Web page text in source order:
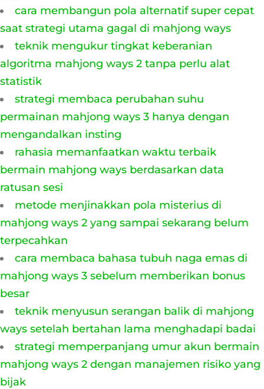
cara membangun pola alternatif super cepat
saat strategi utama gagal di mahjong ways
teknik mengukur tingkat keberanian
algoritma mahjong ways 2 tanpa perlu alat
statistik
strategi membaca perubahan suhu
permainan mahjong ways 3 hanya dengan
mengandalkan insting
rahasia memanfaatkan waktu terbaik
bermain mahjong ways berdasarkan data
ratusan sesi
metode menjinakkan pola misterius di
mahjong ways 2 yang sampai sekarang belum
terpecahkan
cara membaca bahasa tubuh naga emas di
mahjong ways 3 sebelum memberikan bonus
besar
teknik menyusun serangan balik di mahjong
ways setelah bertahan lama menghadapi badai
strategi memperpanjang umur akun bermain
mahjong ways 2 dengan manajemen risiko yang
bijak